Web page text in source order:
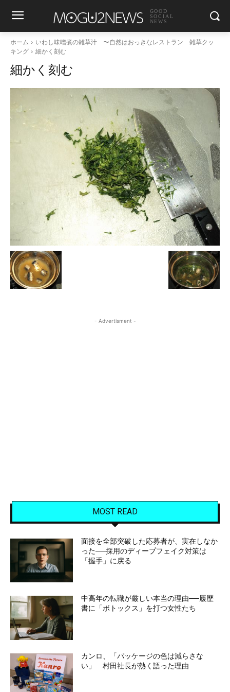
GOOD
SOCIAL
NEWS
ホーム
いわし味噌煮の雑草汁 〜自然はおっきなレストラン 雑草クッ
キング
細かく刻む
細かく刻む
- Advertisment -
MOST READ
面接を全部突破した応募者が、実在しなか
った──採用のディープフェイク対策は
「握手」に戻る
中高年の転職が厳しい本当の理由──履歴
書に「ボトックス」を打つ女性たち
カンロ、「パッケージの色は減らさな
い」 村田社長が熱く語った理由